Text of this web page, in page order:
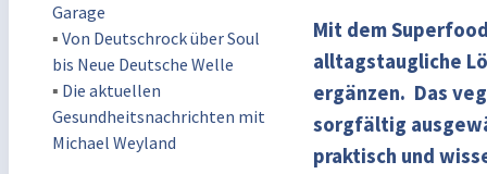
Garage
▪ Von Deutschrock über Soul
bis Neue Deutsche Welle
▪ Die aktuellen
Gesundheitsnachrichten mit
Michael Weyland
Mit dem
alltagstaugliche
ergänzen. Das
sorgfältig
praktisch und